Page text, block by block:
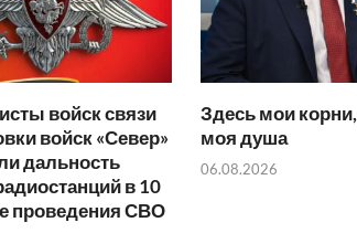
войск связи
войск «Север»
дальность
в 10
проведения СВО
Здесь мои
моя душа
06.08.2026